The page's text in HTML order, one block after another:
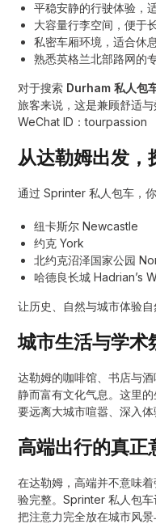
平稳安静的行驶体验，
大容量行李空间，便于
私密车厢环境，适合休
熟悉英格兰北部路网的
对于搜索 Durham 私人包
旅客来说，这是兼顾舒适与
WeChat ID：tourpassion
从达勒姆出发，
通过 Sprinter 私人包车，
纽卡斯尔 Newcastle
约克 York
北约克沼泽国家公园
哈德良长城 Hadrian’s
让历史、自然与城市体验自
城市生活与学术
达勒姆的咖啡馆、书店与
静而富有文化气息。这里
要远离大城市喧嚣、深入体
高端出行的真正
在达勒姆，高端并不意味
验完整。Sprinter 私人包车
把注意力完全放在城市风景